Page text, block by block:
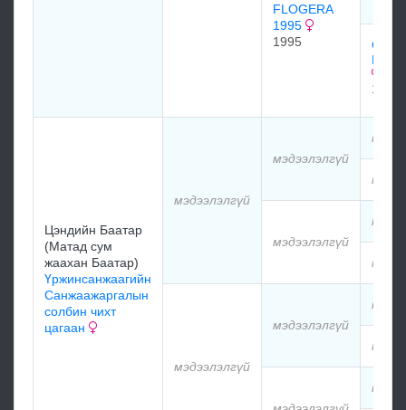
FLOGERA
1995
1995
1984
Цэндийн Баатар
(Матад сум
жаахан Баатар)
Үржинсанжаагийн
Санжаажаргалын
солбин чихт
цагаан
мэдээлэлгүй
мэдээлэлгүй
мэдээлэлгүй
мэдээлэлгүй
мэдээлэлгүй